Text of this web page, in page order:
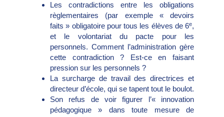
Les contradictions entre les obligations
règlementaires (par exemple « devoirs
faits » obligatoire pour tous les élèves de 6e,
et le volontariat du pacte pour les
personnels. Comment l’administration gère
cette contradiction ? Est-ce en faisant
pression sur les personnels ?
La surcharge de travail des directrices et
directeur d’école, qui se tapent tout le boulot.
Son refus de voir figurer l’« innovation
pédagogique » dans toute mesure de